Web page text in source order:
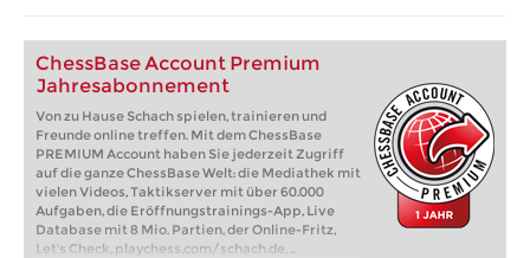
ChessBase Account Premium
Jahresabonnement
Von zu Hause Schach spielen, trainieren und
Freunde online treffen. Mit dem ChessBase
PREMIUM Account haben Sie jederzeit Zugriff
auf die ganze ChessBase Welt: die Mediathek mit
vielen Videos, Taktikserver mit über 60.000
Aufgaben, die Eröffnungstrainings-App, Live
Database mit 8 Mio. Partien, der Online-Fritz,
Let's Check, playchess.com/schach.de, ...